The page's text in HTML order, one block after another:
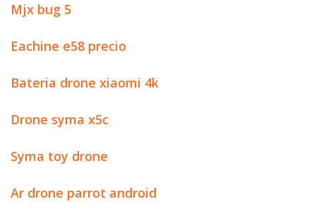
Mjx bug 5
Eachine e58 precio
Bateria drone xiaomi 4k
Drone syma x5c
Syma toy drone
Ar drone parrot android